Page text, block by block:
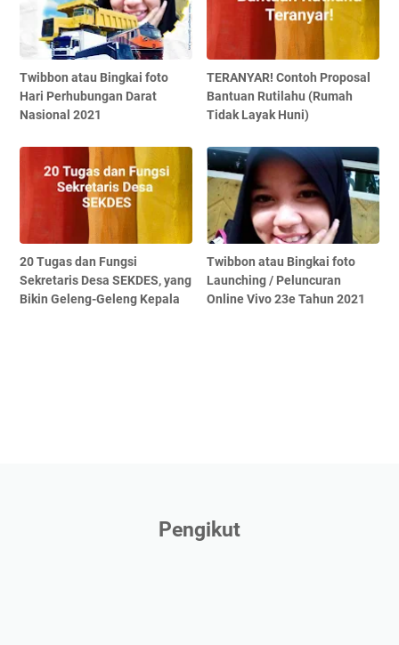
Twibbon atau Bingkai foto
Hari Perhubungan Darat
Nasional 2021
TERANYAR! Contoh Proposal
Bantuan Rutilahu (Rumah
Tidak Layak Huni)
20 Tugas dan Fungsi
Sekretaris Desa SEKDES, yang
Bikin Geleng-Geleng Kepala
Twibbon atau Bingkai foto
Launching / Peluncuran
Online Vivo 23e Tahun 2021
Pengikut